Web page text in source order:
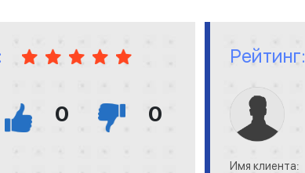
0 0
Рейтинг:
Имя клиента: